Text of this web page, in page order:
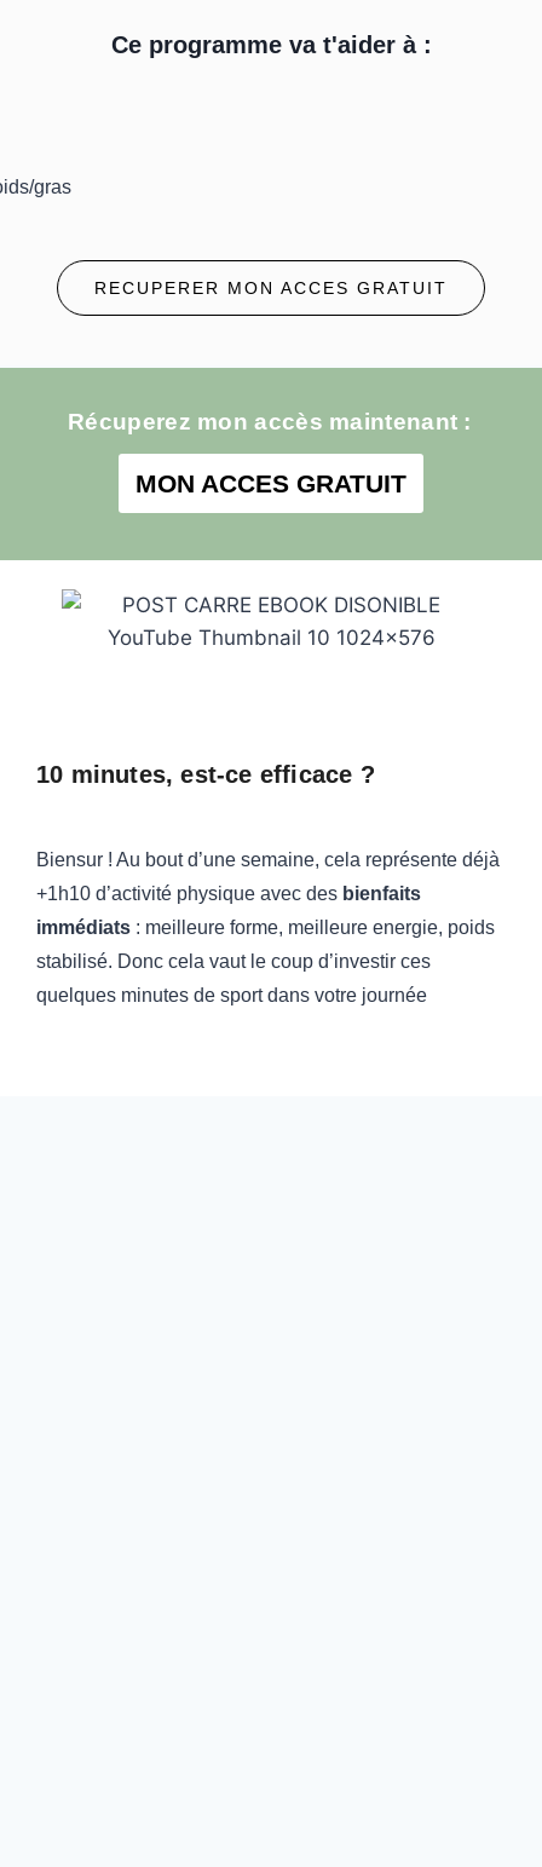
Ce programme va t'aider à :
gras
RECUPERER MON ACCES GRATUIT
Récuperez mon accès maintenant :
MON ACCES GRATUIT
10 minutes, est-ce efficace ?
Biensur ! Au bout d’une semaine, cela représente déjà
+1h10 d’activité physique avec des bienfaits
immédiats : meilleure forme, meilleure energie, poids
stabilisé. Donc cela vaut le coup d’investir ces
quelques minutes de sport dans votre journée